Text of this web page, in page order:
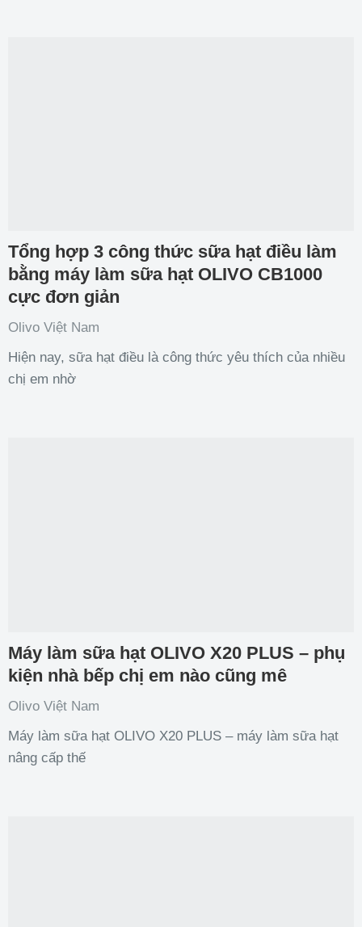
Tổng hợp 3 công thức sữa hạt điều làm
bằng máy làm sữa hạt OLIVO CB1000
cực đơn giản
Olivo Việt Nam
Hiện nay, sữa hạt điều là công thức yêu thích của nhiều
chị em nhờ
Máy làm sữa hạt OLIVO X20 PLUS – phụ
kiện nhà bếp chị em nào cũng mê
Olivo Việt Nam
Máy làm sữa hạt OLIVO X20 PLUS – máy làm sữa hạt
nâng cấp thế